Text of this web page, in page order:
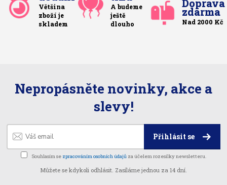
Většina
zboží je
skladem
A budeme
ještě
dlouho
Doprava
zdarma
Nad 2000 Kč
Nepropásněte novinky, akce a
slevy!
Přihlásit se
Souhlasím se zpracováním osobních údajů za účelem rozesílky newsletteru.
Můžete se kdykoli odhlásit. Zasíláme jednou za 14 dní.